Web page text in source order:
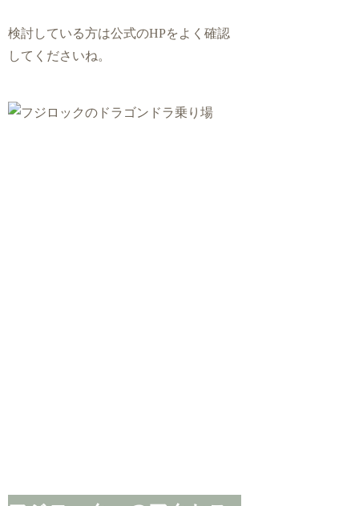
検討している方は公式のHPをよく確認
してくださいね。